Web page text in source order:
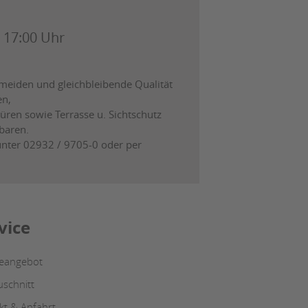
17:00 Uhr
und gleichbleibende Qualität
sowie Terrasse u. Sichtschutz
02932 / 9705-0 oder per